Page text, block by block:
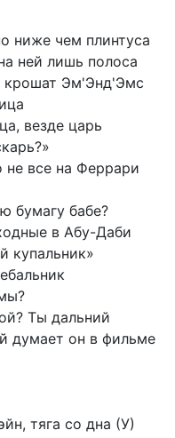
ниже чем плинтуса
ней лишь полоса
крошат Эм'Энд'Эмс
везде царь
не все на Феррари
бумагу бабе?
в Абу-Даби
купальник»
ебальник
Ты дальний
думает он в фильме
тяга со дна (У)